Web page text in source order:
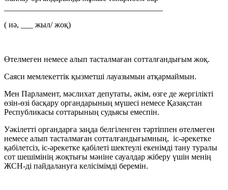
( иә, ___ жыл/ жоқ)
Өтелмеген немесе алып тасталмаған сотталғандығым жоқ.
Саяси мемлекеттік қызметші лауазымын атқармаймын.
Мен Парламент, мәслихат депутаты, әкім, өзге де жергілікті
өзін-өзі басқару органдарының мүшесі немесе Қазақстан
Республикасы соттарының судьясы емеспін.
Уәкілетті органдарға заңда белгіленген тәртіппен өтелмеген
немесе алып тасталмаған сотталғандығымның, iс-әрекетке
қабiлетсiз, iс-әрекетке қабiлетi шектеулi екенімді тану туралы
сот шешімінің жоқтығы мәніне сауалдар жіберу үшін менің
ЖСН-ді пайдалануға келісімімді беремін.